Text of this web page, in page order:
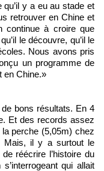
y a eu au stade et
retrouver en Chine et
continue à croire que
le découvre, qu’il le
Nous avons pris
un programme de
en Chine.»
bons résultats. En 4
Et des records assez
perche (5,05m) chez
Mais, il y a surtout le
réécrire l’histoire du
qui allait